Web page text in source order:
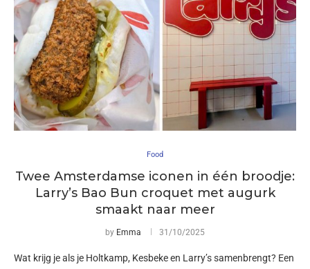
Food
Twee Amsterdamse iconen in één broodje:
Larry’s Bao Bun croquet met augurk
smaakt naar meer
by Emma 31/10/2025
Wat krijg je als je Holtkamp, Kesbeke en Larry’s samenbrengt? Een